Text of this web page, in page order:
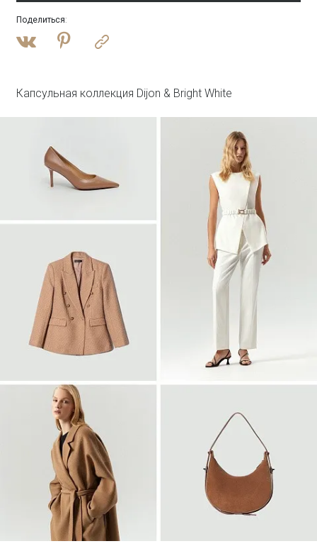
Платье-футляр макси
ML838/lut
Поделиться:
Капсульная коллекция Dijon & Bright White